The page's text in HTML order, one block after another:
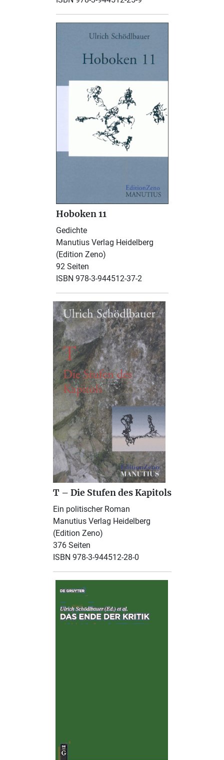
Hoboken 11
Gedichte
Manutius Verlag Heidelberg
(Edition Zeno)
92 Seiten
ISBN 978-3-944512-37-2
T – Die Stufen des Kapitols
Ein politischer Roman
Manutius Verlag Heidelberg
(Edition Zeno)
376 Seiten
ISBN 978-3-944512-28-0